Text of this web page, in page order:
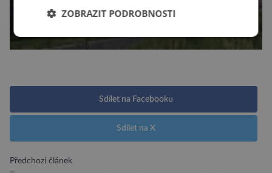
Sdílet na Facebooku
Sdílet na X
Předchozí článek
ZOBRAZIT PODROBNOSTI